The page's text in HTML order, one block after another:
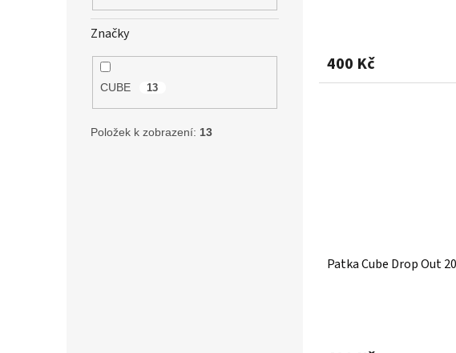
Značky
CUBE 13
Položek k zobrazení: 13
400 Kč
Patka Cube Drop Out